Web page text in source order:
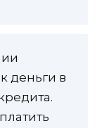
деньги в